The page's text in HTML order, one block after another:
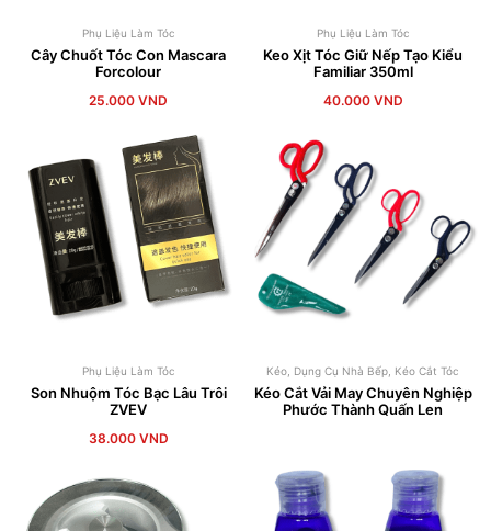
Phụ Liệu Làm Tóc
Cây Chuốt Tóc Con Mascara
Forcolour
25.000 VND
Phụ Liệu Làm Tóc
Keo Xịt Tóc Giữ Nếp Tạo Kiểu
Familiar 350ml
40.000 VND
Phụ Liệu Làm Tóc
Son Nhuộm Tóc Bạc Lâu Trôi
ZVEV
38.000 VND
Kéo Dụng Cụ Nhà Bếp Kéo Cắt Tóc
Kéo Cắt Vải May Chuyên Nghiệp
Phước Thành Quấn Len